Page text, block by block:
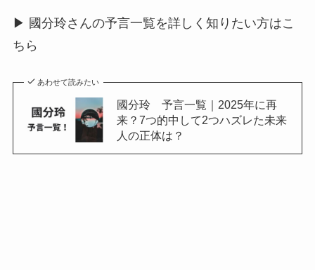
▶ 國分玲さんの予言一覧を詳しく知りたい方はこ
ちら
あわせて読みたい
國分玲 予言一覧｜2025年に再
来？7つ的中して2つハズレた未来
人の正体は？